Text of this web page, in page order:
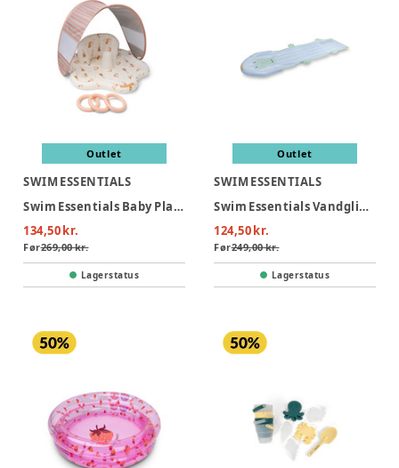
Outlet
SWIM ESSENTIALS
Swim Essentials Baby Plaskestol Med Skygge - Mermaid Bubbles
134,50 kr.
Før269,00 kr.
Lagerstatus
Outlet
SWIM ESSENTIALS
Swim Essentials Vandglidebane 550 cm - Crocodile
124,50 kr.
Før249,00 kr.
Lagerstatus